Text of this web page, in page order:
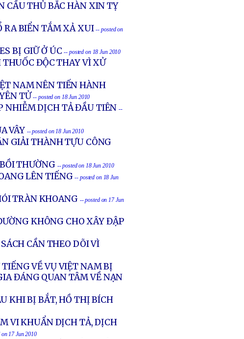
CẦU THỦ BẮC HÀN XIN TỴ
RA BIỂN TẮM XẢ XUI -- posted on
BỊ GIỮ Ở ÚC -- posted on 18 Jun 2010
ĐỘC THAY VÌ XỬ
NAM NÊN TIẾN HÀNH
TỬ -- posted on 18 Jun 2010
NHIỄM DỊCH TẢ ĐẦU TIÊN --
VÂY -- posted on 18 Jun 2010
GIẢI THÀNH TỰU CÔNG
THƯỜNG -- posted on 18 Jun 2010
LÊN TIẾNG -- posted on 18 Jun
TRÀN KHOANG -- posted on 17 Jun
KHÔNG CHO XÂY ĐẬP
CẦN THEO DÕI VÌ
VỀ VỤ VIỆT NAM BỊ
ĐÁNG QUAN TÂM VỀ NẠN
KHI BỊ BẮT, HỒ THỊ BÍCH
VI KHUẨN DỊCH TẢ, DỊCH
on 17 Jun 2010